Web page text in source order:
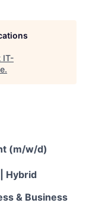
IT-
.
(m/w/d)
Hybrid
& Business